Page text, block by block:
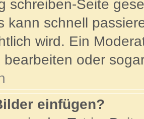
schreiben-Seite
kann schnell
wird. Ein
bearbeiten oder
einfügen?